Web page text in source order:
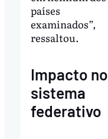
países
examinados”,
ressaltou.
Impacto no
sistema
federativo